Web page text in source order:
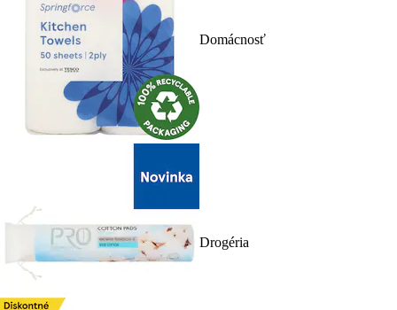
Domácnosť
Drogéria